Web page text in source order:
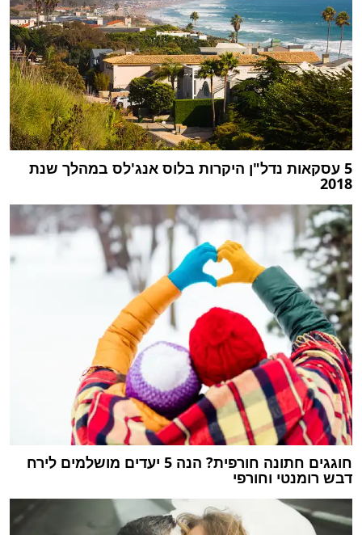
5 עסקאות נדל"ן היקרות בלוס אנג'לס במהלך שנת
2018
חוגגים חתונה חורפית? הנה 5 יעדים מושלמים לירח
דבש רומנטי וחורפי